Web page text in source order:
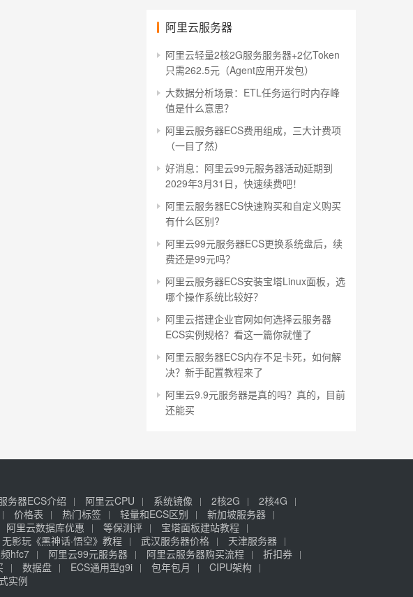
阿里云服务器
阿里云轻量2核2G服务服务器+2亿Token
只需262.5元（Agent应用开发包）
大数据分析场景：ETL任务运行时内存峰
值是什么意思？
阿里云服务器ECS费用组成，三大计费项
（一目了然）
好消息：阿里云99元服务器活动延期到
2029年3月31日，快速续费吧！
阿里云服务器ECS快速购买和自定义购买
有什么区别?
阿里云99元服务器ECS更换系统盘后，续
费还是99元吗？
阿里云服务器ECS安装宝塔Linux面板，选
哪个操作系统比较好？
阿里云搭建企业官网如何选择云服务器
ECS实例规格？看这一篇你就懂了
阿里云服务器ECS内存不足卡死，如何解
决？新手配置教程来了
阿里云9.9元服务器是真的吗？真的，目前
还能买
务器ECS介绍 阿里云CPU 系统镜像 2核2G
2核4G
价格表 热门标签 轻量和ECS区别
新加坡服务器
阿里云数据库优惠 等保测评
宝塔面板建站教程
无影玩《黑神话·悟空》教程 武汉服务器价格
天津服务器
hfc7 阿里云99元服务器 阿里云服务器购买流程
折扣券
数据盘 ECS通用型g9i 包年包月
CIPU架构
实例